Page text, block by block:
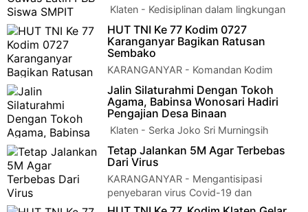
Klaten - Kedisiplinan dalam lingkungan
pendidikan sangat diperlukan, karena
dapat mendukung kelancaran dan kenyamanan s…
HUT TNI Ke 77 Kodim 0727
Karanganyar Bagikan Ratusan
Sembako
KARANGANYAR - Komandan Kodim
0727/Karanganyar Letkol Inf Andri Army
Yudha Ardhitama, S.I.P., bersama Ketua Persit Kartik…
Jalin Silaturahmi Dengan Tokoh
Agama, Babinsa Wonosari Hadiri
Pengajian Desa Binaan
Klaten - Serka Joko Sri Murningsih
Babinsa Desa Duwet Koramil 22 Wonosari
Kodim 0723 Klaten menghadiri Pengajian Rutin …
Tetap Jalankan 5M Agar Terbebas
Dari Virus
KARANGANYAR - Mengantisipasi
penyebaran virus Covid-19 dan
mendukung program pemerintah tentang PPKM level 3,